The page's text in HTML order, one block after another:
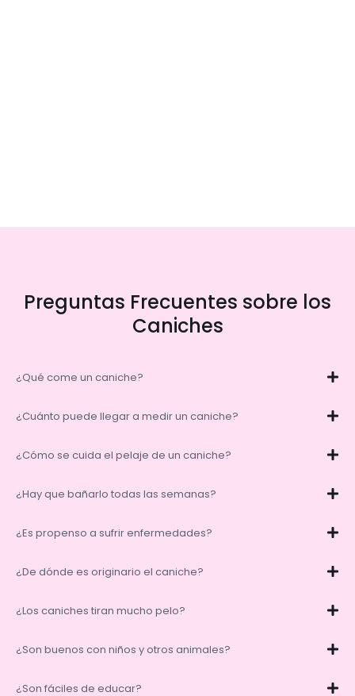
Preguntas Frecuentes sobre los
Caniches
¿Qué come un caniche?
¿Cuánto puede llegar a medir un caniche?
¿Cómo se cuida el pelaje de un caniche?
¿Hay que bañarlo todas las semanas?
¿Es propenso a sufrir enfermedades?
¿De dónde es originario el caniche?
¿Los caniches tiran mucho pelo?
¿Son buenos con niños y otros animales?
¿Son fáciles de educar?